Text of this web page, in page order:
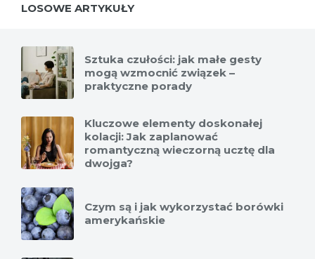
LOSOWE ARTYKUŁY
Sztuka czułości: jak małe gesty
mogą wzmocnić związek –
praktyczne porady
Kluczowe elementy doskonałej
kolacji: Jak zaplanować
romantyczną wieczorną ucztę dla
dwojga?
Czym są i jak wykorzystać borówki
amerykańskie